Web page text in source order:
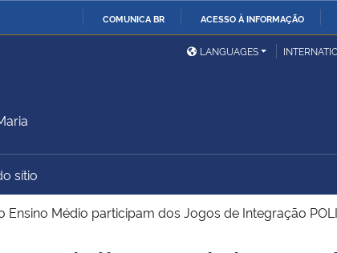
COMUNICA BR ACESSO À INFORMAÇÃO
Ministério da Defesa
Ministério das Relações
Exteriores
Ministério do
Desenvolvimento Regional
União
LANGUAGES
sítio
Ensino Médio participam dos Jogos de Integração